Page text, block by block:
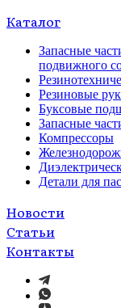
Каталог
Запасные
подвижного
Резиновые
Буксовые
Запасные
Компрессоры
Детали для
Новости
Статьи
Контакты